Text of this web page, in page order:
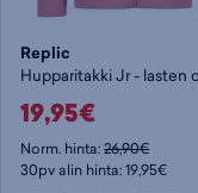
Replic
19,95€
Norm. hinta:26,90€
30pv alin hinta: 19,95€